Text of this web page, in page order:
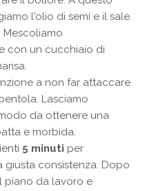
l'olio di semi e il sale.
Mescoliamo
con un cucchiaio di
a non far attaccare
Lasciamo
da ottenere una
e morbida.
5 minuti per
giusta consistenza. Dopo
piano da lavoro e